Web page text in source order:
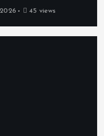
45 views